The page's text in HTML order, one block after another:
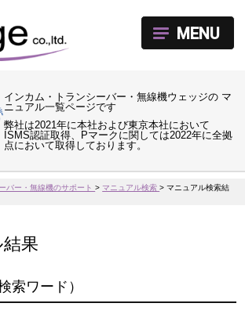
インカム・トランシーバー・無線機ウェッジの マ
ニュアル一覧ページです
弊社は2021年に本社および東京本社において
ISMS認証取得、Pマークに関しては2022年に全拠
点において取得しております。
MENU
バー・無線機のサポート>マニュアル検索>マニュアル検索結
果
索ワード）